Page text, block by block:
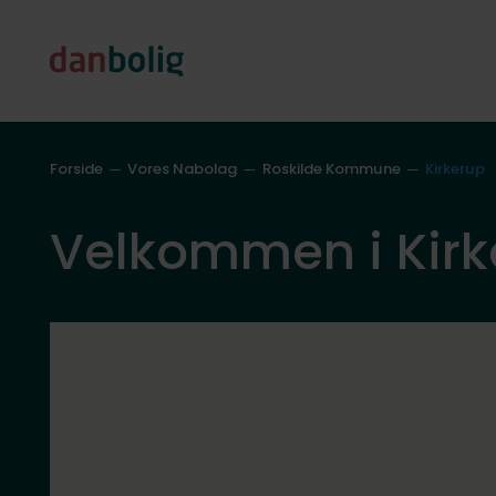
Forside Vores Nabolag Roskilde Kommune Kirkerup
Velkommen i